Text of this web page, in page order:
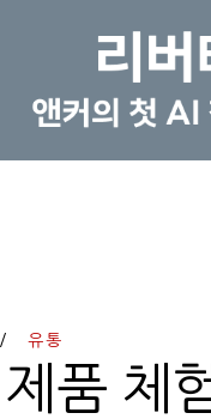
유통
품 체